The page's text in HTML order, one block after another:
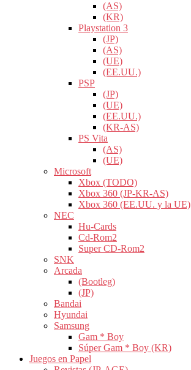
(AS)
(KR)
Playstation 3
(JP)
(AS)
(UE)
(EE.UU.)
PSP
(JP)
(UE)
(EE.UU.)
(KR-AS)
PS Vita
(AS)
(UE)
Microsoft
Xbox (TODO)
Xbox 360 (JP-KR-AS)
Xbox 360 (EE.UU. y la UE)
NEC
Hu-Cards
Cd-Rom2
Super CD-Rom2
SNK
Arcada
(Bootleg)
(JP)
Bandai
Hyundai
Samsung
Gam * Boy
Súper Gam * Boy (KR)
Juegos en Papel